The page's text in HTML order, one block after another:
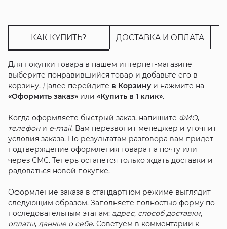
КАК КУПИТЬ? ДОСТАВКА И ОПЛАТА
Для покупки товара в нашем интернет-магазине
выберите понравившийся товар и добавьте его в
корзину. Далее перейдите в Корзинуи нажмите на
«Оформить заказ»или «Купить в 1 клик».
Когда оформляете быстрый заказ, напишите ФИО,
телефони e-mail. Вам перезвонит менеджер и уточнит
условия заказа. По результатам разговора вам придет
подтверждение оформления товара на почту или
через СМС. Теперь останется только ждать доставки и
радоваться новой покупке.
Оформление заказа в стандартном режиме выглядит
следующим образом. Заполняете полностью форму по
последовательным этапам: адрес, способ доставки,
оплаты, данные о себе. Советуем в комментарии к